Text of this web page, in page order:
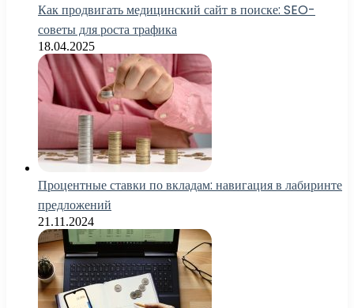
Как продвигать медицинский сайт в поиске: SEO-
советы для роста трафика
18.04.2025
Процентные ставки по вкладам: навигация в лабиринте
предложений
21.11.2024